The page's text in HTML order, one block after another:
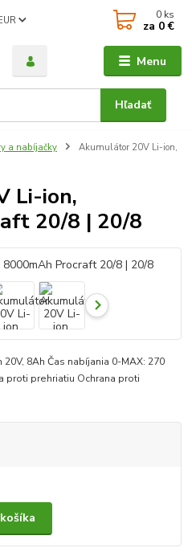
Menu
Hľadať
0 ks
za 0 €
a nabíjačky
Akumulátor 20V Li-ion,
Li-ion,
20/8 | 20/8
8Ah Čas nabíjania 0-MAX: 270
proti prehriatiu Ochrana proti